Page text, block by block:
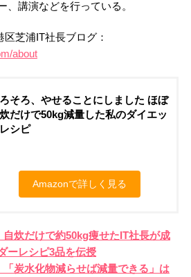
、講演などを行っている。
芝浦IT社長ブログ：
about
そろ、やせることにしました ほぼ
だけで50kg減量した私のダイエッ
レシピ
Amazonで詳しく見る
炊だけで約50kg痩せたIT社長が成
ーレシピ3品を伝授
炭水化物減らせば減量できる」は